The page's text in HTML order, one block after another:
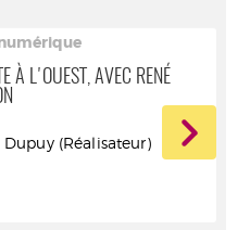
À L'OUEST, AVEC RENÉ
(Réalisateur)